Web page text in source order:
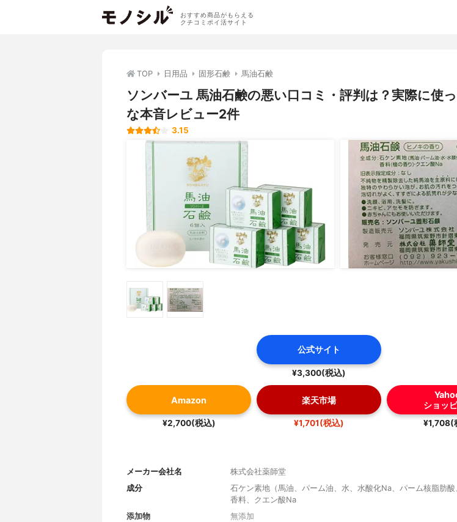
おすすめ商品がもらえる
クチコミポイ活サイト
TOP 日用品 固形石鹸 馬油石鹸
ソンバーユ 馬油石鹸の悪い口コミ・評判は？実際に使
な本音レビュー2件
3.15
公式サイト
¥3,300(税込)
Amazon
¥2,700(税込)
楽天市場
¥1,701(税込)
ショッ
¥1,708(
メーカー会社名
株式会社薬師堂
成分
石ケン素地（馬油、パーム油、水、水酸化Na、パーム核脂肪酸
香料、クエン酸Na
添加物
無添加